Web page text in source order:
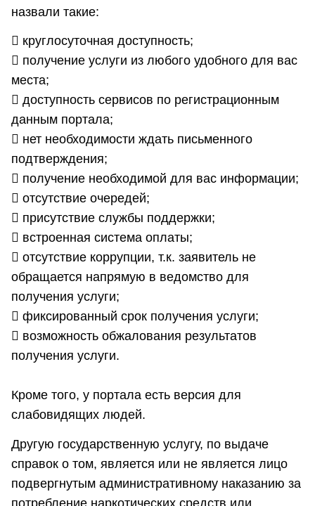
назвали такие:
​ круглосуточная доступность;
​ получение услуги из любого удобного для вас
места;
​ доступность сервисов по регистрационным
данным портала;
​ нет необходимости ждать письменного
подтверждения;
​ получение необходимой для вас информации;
​ отсутствие очередей;
​ присутствие службы поддержки;
​ встроенная система оплаты;
​ отсутствие коррупции, т.к. заявитель не
обращается напрямую в ведомство для
получения услуги;
​ фиксированный срок получения услуги;
​ возможность обжалования результатов
получения услуги.
Кроме того, у портала есть версия для
слабовидящих людей.
Другую государственную услугу, по выдаче
справок о том, является или не является лицо
подвергнутым административному наказанию за
потребление наркотических средств или